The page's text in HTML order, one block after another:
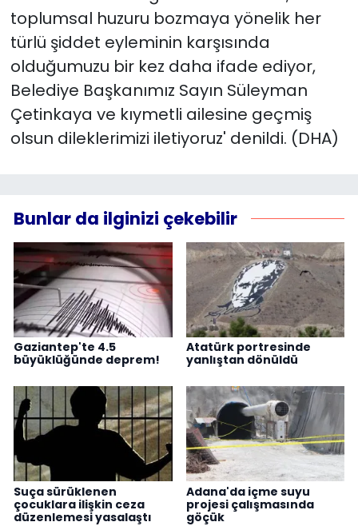
toplumsal huzuru bozmaya yönelik her
türlü şiddet eyleminin karşısında
olduğumuzu bir kez daha ifade ediyor,
Belediye Başkanımız Sayın Süleyman
Çetinkaya ve kıymetli ailesine geçmiş
olsun dileklerimizi iletiyoruz' denildi. (DHA)
Bunlar da ilginizi çekebilir
Gaziantep'te 4.5
büyüklüğünde deprem!
Atatürk portresinde
yanlıştan dönüldü
Suça sürüklenen
çocuklara ilişkin ceza
düzenlemesi yasalaştı
Adana'da içme suyu
projesi çalışmasında
göçük